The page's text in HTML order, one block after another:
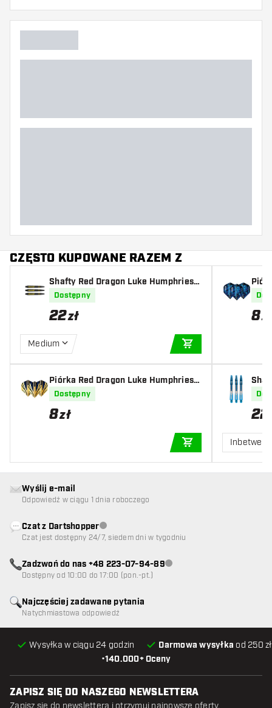
shaftów. Mogą one zostać uszkodzone lub
złamane w wyniku użytkowania.
CZĘSTO KUPOWANE RAZEM Z
Shafty Red Dragon Luke Humphries C
oolhand Nitrotech Black Gold
Dostępny
22zł
Medium
Piórka Red Dragon Luke Humphries G
old Hardcore Premium Standard
Dostępny
8zł
DODAJ DO
ng
8zł
22
Inbetween
•140.000+ Oceny
Wysyłka w ciągu 24 godzin Darmowa wysyłka od 250
Najczęściej zadawane pytania
Natychmiastowa odpowiedź
Wyślij e-mail
Odpowiedź w ciągu 1 dnia roboczego
Czat z DartshopperObsługa klienta niedostępna
Czat jest dostępny 24/7, siedem dni w tygodniu
Zadzwoń do nas +48 223-07-94-89Obsługa klienta niedostępna
Dostępny od 10:00 do 17:00 (pon.-pt.)
ZAPISZ SIĘ DO NASZEGO NEWSLETTERA
Zapisz się do newslettera i otrzymuj najnowsze oferty.